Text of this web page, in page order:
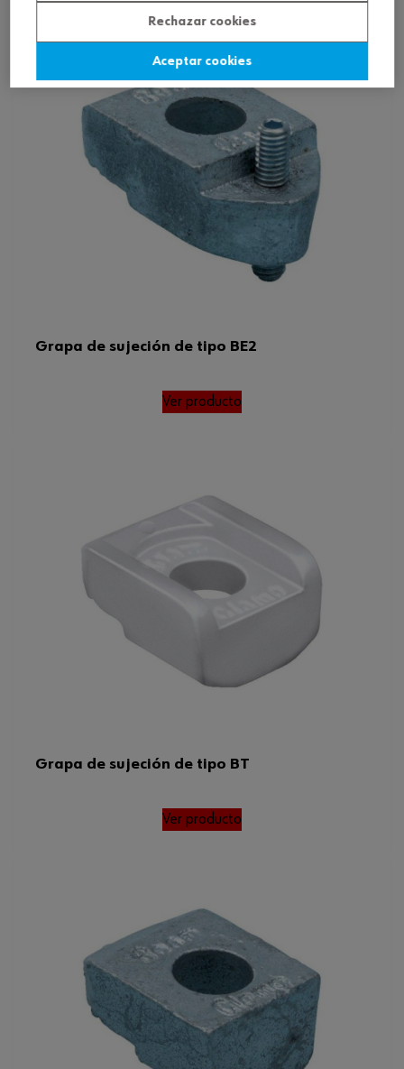
Grapa de sujeción de tipo BE2
Ver producto
Grapa de sujeción de tipo BT
Ver producto
Rechazar cookies
Aceptar cookies